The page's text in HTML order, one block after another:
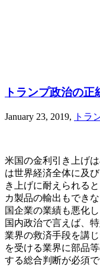
トランプ政治の正
January 23, 2019, トラ
米国の金利引き上げ
は世界経済全体に及
き上げに耐えられる
カ製品の輸出もでき
国企業の業績も悪化し
国内政治で言えば、
業界の救済手段を講
を受ける業界に部品
する総合判断が必須